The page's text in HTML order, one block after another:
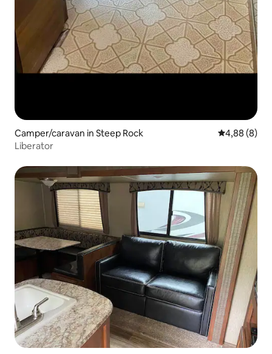
Camper/caravan in Steep Rock Gemiddelde
4,88 (8)
Liberator